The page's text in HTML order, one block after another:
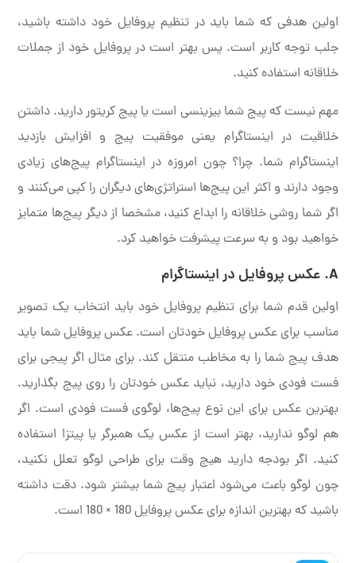
اولین هدفی که شما باید در تنظیم پروفایل خود داشته باشید،
جلب توجه کاربر است. پس بهتر است در پروفایل خود از جملات
خلاقانه استفاده کنید.
مهم نیست که پیج شما بیزینسی است یا پیج کریتور دارید. داشتن
خلاقیت در اینستاگرام یعنی موفقیت پیج و افزایش بازدید
اینستاگرام شما. چرا؟ چون امروزه در اینستاگرام پیج‌های زیادی
وجود دارند و اکثر این پیج‌ها استراتژی‌های دیگران را کپی می‌کنند و
اگر شما روشی خلاقانه را ابداع کنید، مشخصا از دیگر پیج‌ها متمایز
خواهید بود و به سرعت پیشرفت خواهید کرد.
A. عکس پروفایل در اینستاگرام
اولین قدم شما برای تنظیم پروفایل خود باید انتخاب یک تصویر
مناسب برای عکس پروفایل خودتان است. عکس پروفایل شما باید
هدف پیج شما را به مخاطب منتقل کند. برای مثال اگر پیجی برای
فست فودی خود دارید، نباید عکس خودتان را روی پیج بگذارید.
بهترین عکس برای این نوع پیج‌ها، لوگوی فست فودی است. اگر
هم لوگو ندارید، بهتر است از عکس یک همبرگر یا پیتزا استفاده
کنید. اگر بودجه دارید هیچ وقت برای طراحی لوگو تعلل نکنید،
چون لوگو باعث می‌شود اعتبار پیج شما بیشتر شود. دقت داشته
باشید که بهترین اندازه برای عکس پروفایل 180 × 180 است.